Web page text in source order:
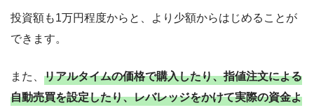
投資額も1万円程度からと、より少額からはじめることが
できます。
また、 リアルタイムの価格で購入したり、指値注文による
自動売買を設定したり、レバレッジをかけて実際の資金よ